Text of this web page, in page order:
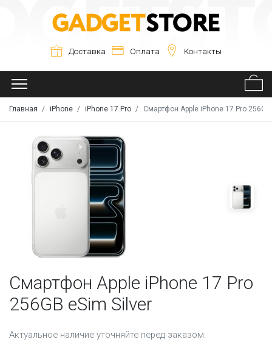
Доставка Оплата Контакты
Главная iPhone iPhone 17 Pro Смартфон Apple iPhone 17 Pro
Смартфон Apple iPhone 17 Pro
256GB eSim Silver
Актуальное наличие уточняйте перед заказом.